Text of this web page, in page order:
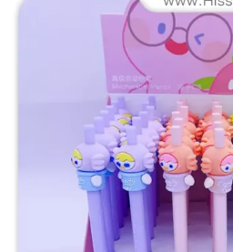
لوازم تحریر و هنر
لوازم تحریر و هنر
مداد
پاک کن و غلط گیر
مداد تراش
اتود و نوک
روان نویس فانتزی
خودکار و خودکار فشاری
ماژیک ها
دفترچه یادداشت
استیکر
استیک نوت
خط کش و گونیا
کیف غذا
کوله پشتی
چسب
کاتر فانتزی
بوک مارک
ماشین حساب